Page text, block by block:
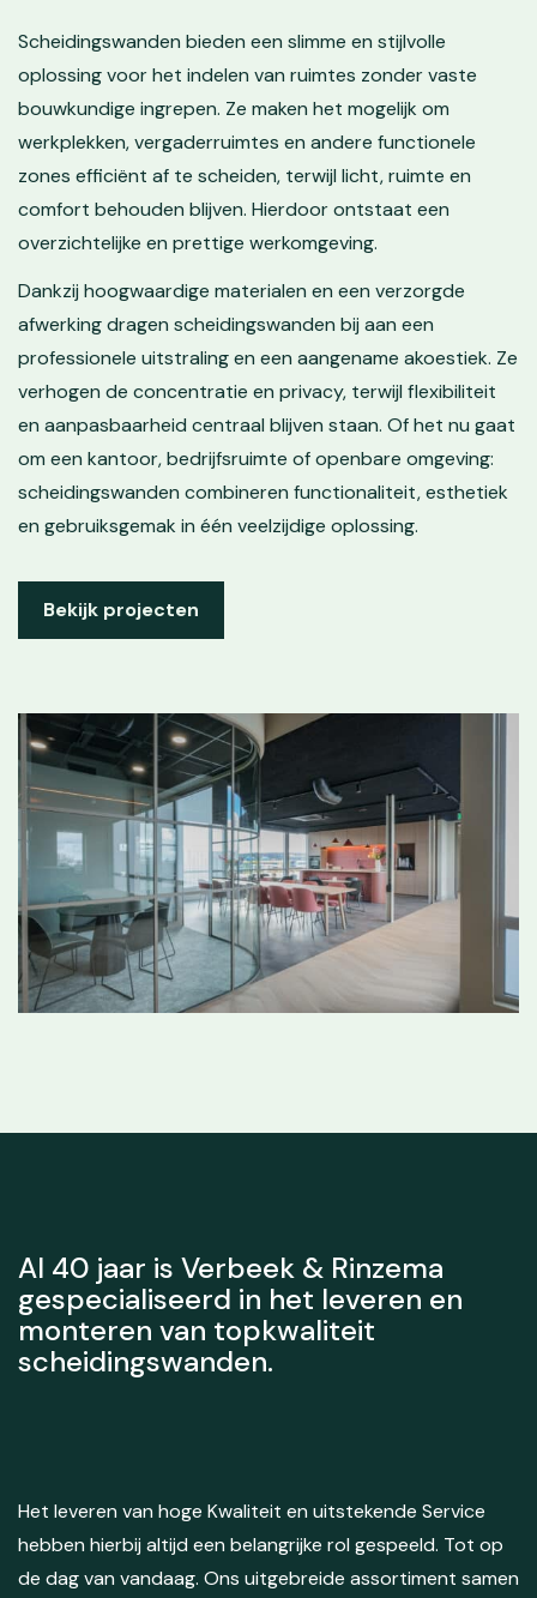
Scheidingswanden bieden een slimme en stijlvolle
oplossing voor het indelen van ruimtes zonder vaste
bouwkundige ingrepen. Ze maken het mogelijk om
werkplekken, vergaderruimtes en andere functionele
zones efficiënt af te scheiden, terwijl licht, ruimte en
comfort behouden blijven. Hierdoor ontstaat een
overzichtelijke en prettige werkomgeving.
Dankzij hoogwaardige materialen en een verzorgde
afwerking dragen scheidingswanden bij aan een
professionele uitstraling en een aangename akoestiek. Ze
verhogen de concentratie en privacy, terwijl flexibiliteit
en aanpasbaarheid centraal blijven staan. Of het nu gaat
om een kantoor, bedrijfsruimte of openbare omgeving:
scheidingswanden combineren functionaliteit, esthetiek
en gebruiksgemak in één veelzijdige oplossing.
Bekijk projecten
Al 40 jaar is Verbeek & Rinzema
gespecialiseerd in het leveren en
monteren van topkwaliteit
scheidingswanden.
Het leveren van hoge Kwaliteit en uitstekende Service
hebben hierbij altijd een belangrijke rol gespeeld. Tot op
de dag van vandaag. Ons uitgebreide assortiment samen